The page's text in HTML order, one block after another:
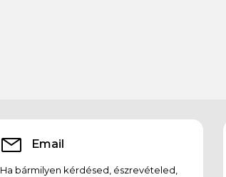
Email
Ha bármilyen kérdésed, észrevételed,